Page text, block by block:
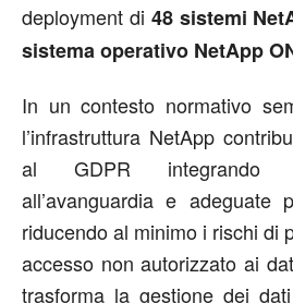
deployment di 48 sistemi
sistema operativo NetApp
In un contesto normativo
l’infrastruttura NetApp
al GDPR integrando
all’avanguardia e adeguate
riducendo al minimo i rischi di
accesso non autorizzato ai
trasforma la gestione dei